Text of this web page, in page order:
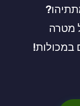
מטרה